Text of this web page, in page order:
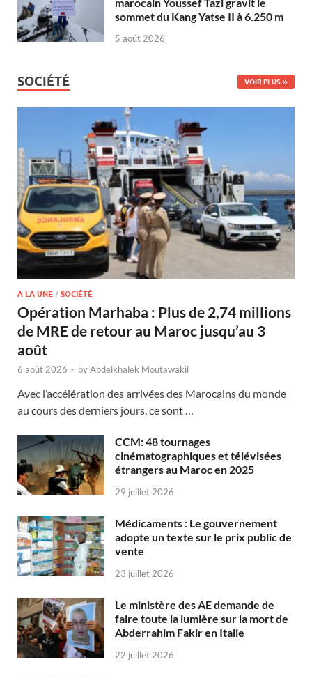
sommet du Kang Yatse II à 6.250 m
5 août 2026
SOCIÉTÉ VOIR PLUS
A LA UNE / SOCIÉTÉ
Opération Marhaba : Plus de 2,74 millions
de MRE de retour au Maroc jusqu’au 3
août
6 août 2026 - byAbdelkhalek Moutawakil
Avec l’accélération des arrivées des Marocains du monde
au cours des derniers jours, ce sont …
CCM: 48 tournages
cinématographiques et télévisées
étrangers au Maroc en 2025
29 juillet 2026
Médicaments : Le gouvernement
adopte un texte sur le prix public de
vente
23 juillet 2026
Le ministère des AE demande de
faire toute la lumière sur la mort de
Abderrahim Fakir en Italie
22 juillet 2026